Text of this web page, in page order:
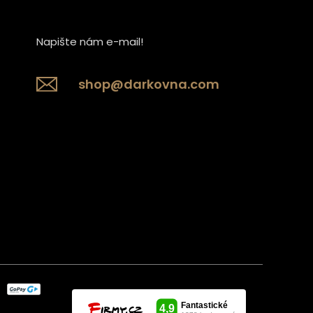
Napište nám e-mail!
shop@darkovna.com